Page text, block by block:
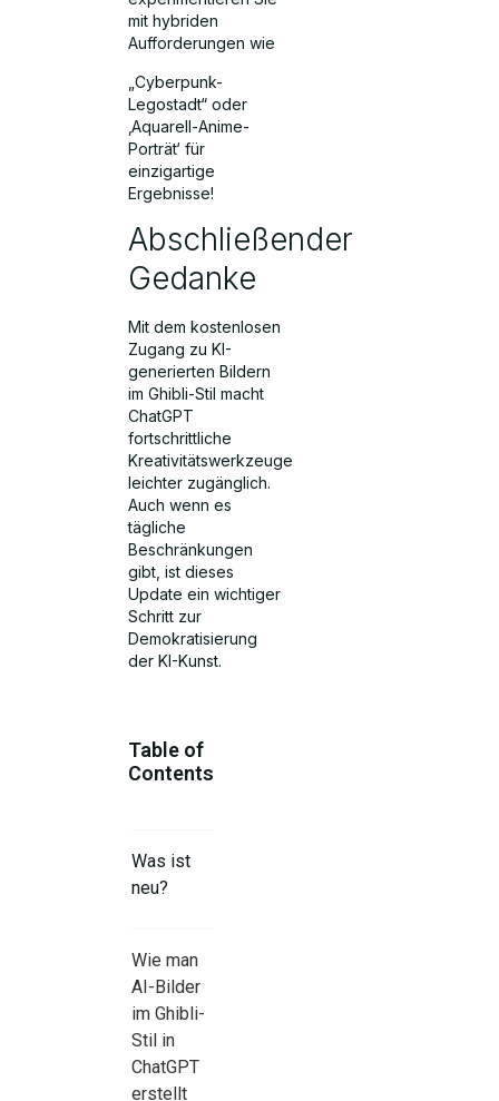
mit hybriden
Aufforderungen wie
„Cyberpunk-
Legostadt“ oder
‚Aquarell-Anime-
Porträt‘ für
einzigartige
Ergebnisse!
Abschließender
Gedanke
Mit dem kostenlosen
Zugang zu KI-
generierten Bildern
im Ghibli-Stil macht
ChatGPT
fortschrittliche
Kreativitätswerkzeuge
leichter zugänglich.
Auch wenn es
tägliche
Beschränkungen
gibt, ist dieses
Update ein wichtiger
Schritt zur
Demokratisierung
der KI-Kunst.
Table of
Contents
Was ist
neu?
Wie man
AI-Bilder
im Ghibli-
Stil in
ChatGPT
erstellt